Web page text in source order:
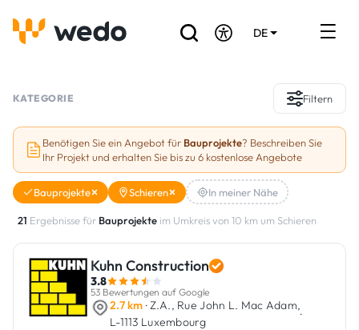
DE
Referenzen
Förderungen & Zuschüsse
Sind Sie Handwerker?
KATEGORIE Filtern
Benötigen Sie ein Angebot für Bauprojekte? Beschreiben Sie
Ihr Projekt und erhalten Sie bis zu 6 kostenlose Angebote
Bauprojekte Schieren In meiner Nähe
21 Ergebnisse für Bauprojekte im Umkreis von 10 km um Schieren
Kuhn Construction
3.8
53 Bewertungen auf Google
2.7 km · Z.A., Rue John L. Mac Adam,
L-1113 Luxembourg
·